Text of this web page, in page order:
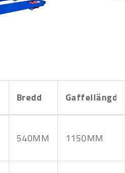
Bredd Gaffellängd
540MM 1150MM